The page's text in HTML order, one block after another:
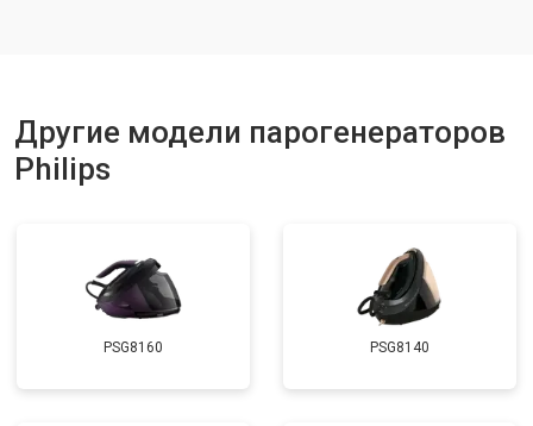
Другие модели парогенераторов
Philips
PSG8160 PSG8140